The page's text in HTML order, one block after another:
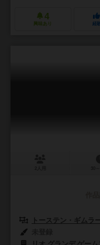
4
興味あり 経
トーステン・ギムラ